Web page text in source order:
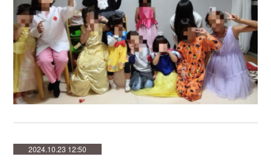
2024.10.23 12:50